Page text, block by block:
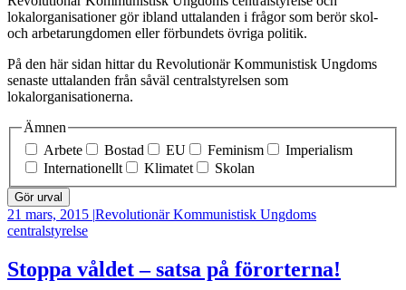
lokalorganisationer gör ibland uttalanden i frågor som berör skol-
och arbetarungdomen eller förbundets övriga politik.
På den här sidan hittar du Revolutionär Kommunistisk Ungdoms
senaste uttalanden från såväl centralstyrelsen som
lokalorganisationerna.
Ämnen
Arbete
Bostad EU Feminism
Imperialism
Internationellt
Klimatet Skolan
21 mars, 2015 Revolutionär Kommunistisk Ungdoms
centralstyrelse
Stoppa våldet – satsa på förorterna!